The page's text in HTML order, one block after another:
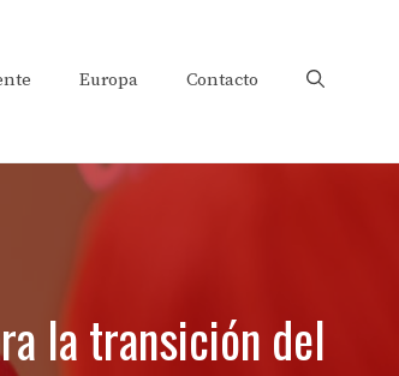
Europa Contacto
la transición del